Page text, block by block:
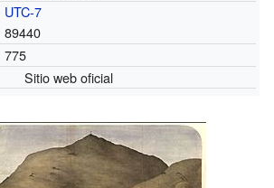
UTC-7
89440
775
Sitio web oficial